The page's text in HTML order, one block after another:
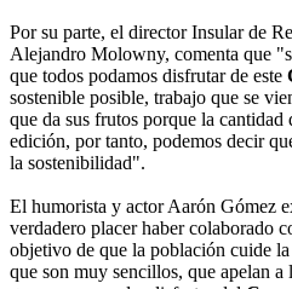
Por su parte, el director Insular de
Alejandro Molowny, comenta que
que todos podamos disfrutar de este
sostenible posible, trabajo que se
que da sus frutos porque la cantidad
edición, por tanto, podemos decir
la sostenibilidad".
El humorista y actor Aarón Gómez
verdadero placer haber colaborado
objetivo de que la población cuide
que son muy sencillos, que apelan